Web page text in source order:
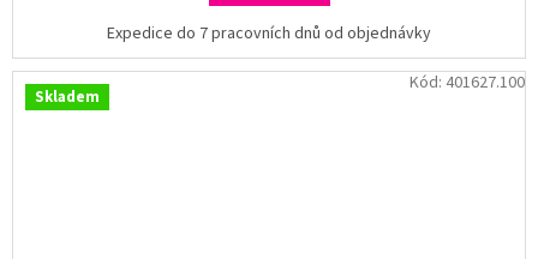
Expedice do 7 pracovních dnů od objednávky
Skladem
Kód: 401627.100